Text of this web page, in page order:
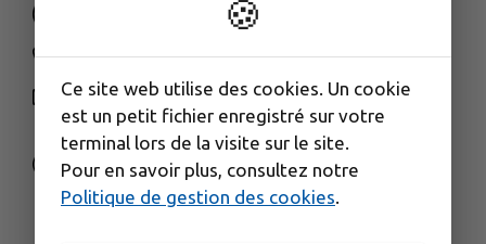
NOUS CONTACTER
M'Y RENDRE
www.cctds.fr
🍪
Ce site web utilise des cookies. Un cookie
est un petit fichier enregistré sur votre
terminal lors de la visite sur le site.
Pour en savoir plus, consultez notre
Politique de gestion des cookies.